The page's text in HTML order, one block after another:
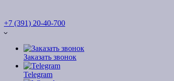
+7 (391) 20-40-700
Заказать звонок
Telegram